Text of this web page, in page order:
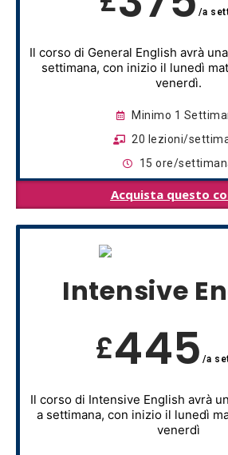
/a
Il corso di General English avrà
settimana, con inizio il lunedì
venerdì.
Minimo 1
20 lezioni/
15 ore/
Acquista questo
Intensive
£445 /a
Il corso di Intensive English avrà
a settimana, con inizio il lunedì
venerdì